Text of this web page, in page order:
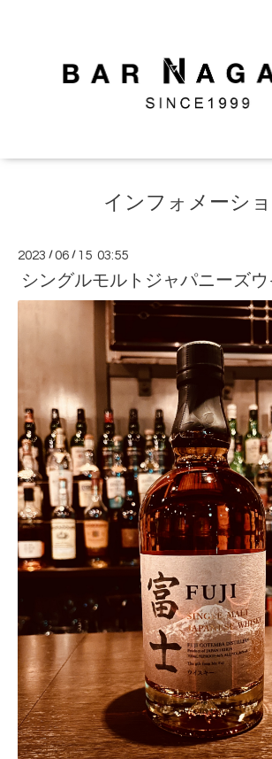
インフォメーシ
2023 /06 / 15 03:55
シングルモルトジャパニーズ